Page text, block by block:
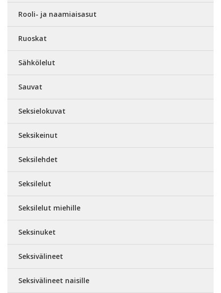
Rooli- ja naamiaisasut
Ruoskat
Sähkölelut
Sauvat
Seksielokuvat
Seksikeinut
Seksilehdet
Seksilelut
Seksilelut miehille
Seksinuket
Seksivälineet
Seksivälineet naisille